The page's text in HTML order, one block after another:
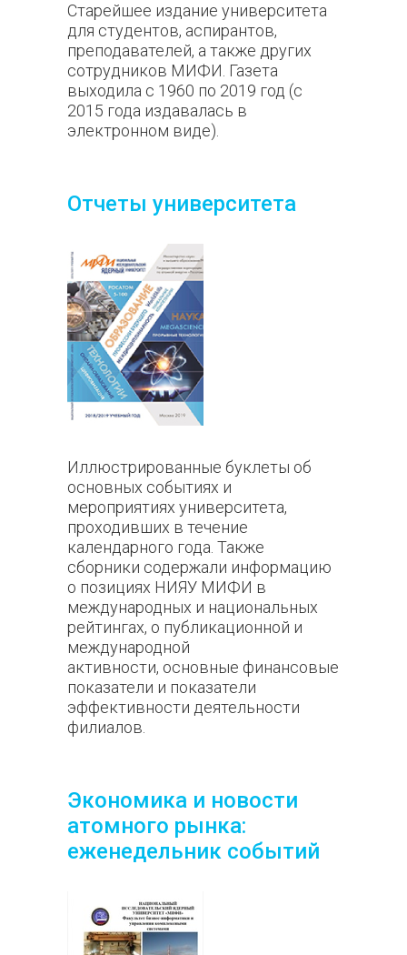
Старейшее издание университета
для студентов, аспирантов,
преподавателей, а также других
сотрудников МИФИ. Газета
выходила с 1960 по 2019 год (с
2015 года издавалась в
электронном виде).
Отчеты университета
Иллюстрированные буклеты об
основных событиях и
мероприятиях университета,
проходивших в течение
календарного года. Также
сборники содержали информацию
о позициях НИЯУ МИФИ в
международных и национальных
рейтингах, о публикационной и
международной
активности, основные финансовые
показатели и показатели
эффективности деятельности
филиалов.
Экономика и новости
атомного рынка:
еженедельник событий